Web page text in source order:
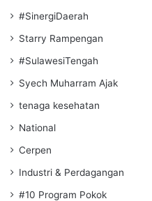
#SinergiDaerah
Starry Rampengan
#SulawesiTengah
Syech Muharram Ajak
tenaga kesehatan
National
Cerpen
Industri & Perdagangan
#10 Program Pokok